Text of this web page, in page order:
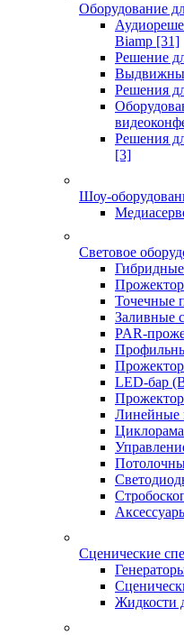
Оборудование
Biamp [31]
Решение
Решения
Решения
[3]
Шоу-
Световое
Точечные
Заливные
PAR-
LED-бар
Линейные
Циклорама
Сценические
Жидкости